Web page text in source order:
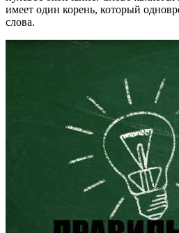
имеет один корень, который
слова.